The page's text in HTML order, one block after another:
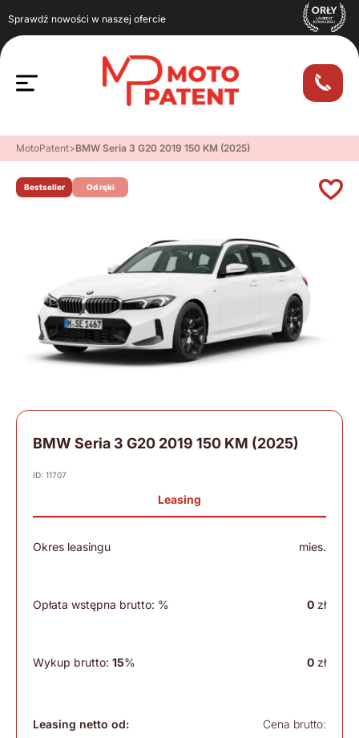
Sprawdź nowości w naszej ofercie
MotoPatent>BMW Seria 3 G20 2019 150 KM (2025)
Bestseller Od ręki
BMW Seria 3 G20 2019 150 KM (2025)
ID: 11707
Leasing
Okres leasingu mies.
Opłata wstępna brutto: % 0 zł
Wykup brutto: 15% 0 zł
Leasing netto od: Cena brutto: